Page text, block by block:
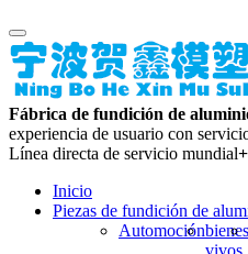
Fábrica de fundición de
experiencia de usuario con
Línea directa de servicio mundial
Inicio
Piezas de fundición de
Automociónbienes
vivos